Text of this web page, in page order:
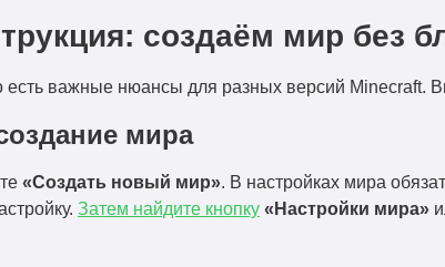
создаём мир без
есть важные нюансы для разных версий Minecraft.
мира
«Создать новый мир». В настройках мира
Затем найдите кнопку «Настройки мира»